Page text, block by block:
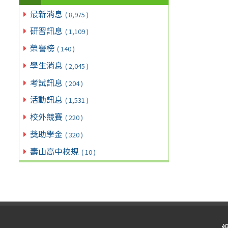
最新消息 ( 8,975 )
研習訊息 ( 1,109 )
榮譽榜 ( 140 )
學生消息 ( 2,045 )
考試訊息 ( 204 )
活動訊息 ( 1,531 )
校外競賽 ( 220 )
獎助學金 ( 320 )
壽山高中校規 ( 10 )